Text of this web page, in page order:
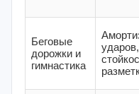
Беговые
дорожки и
гимнастика
ударов,